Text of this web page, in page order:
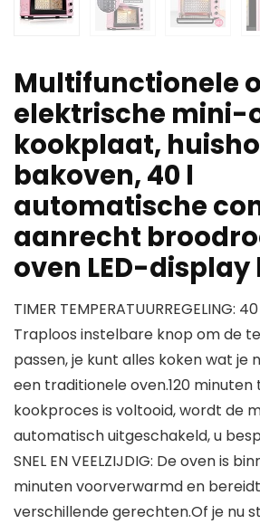
Multifunctionele
elektrische mini-
kookplaat,
bakoven, 40 l
automatische
aanrecht
oven LED-
TIMER TEMPERATUURREGELING:
Traploos instelbare knop om de
passen, je kunt alles koken wat je
een traditionele oven.120
kookproces is voltooid, wordt de
automatisch uitgeschakeld, u
SNEL EN VEELZIJDIG: De oven is
minuten voorverwarmd en
verschillende gerechten.Of je nu